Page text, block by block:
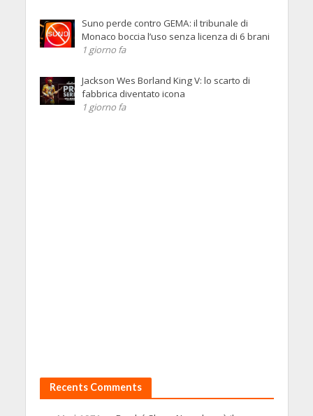
Suno perde contro GEMA: il tribunale di
Monaco boccia l’uso senza licenza di 6 brani
1 giorno fa
Jackson Wes Borland King V: lo scarto di
fabbrica diventato icona
1 giorno fa
Recents Comments